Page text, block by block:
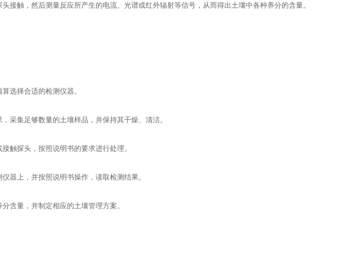
接触，然后测量反应所产生的电流、光谱或红外辐射等信号，从而得出土壤中各种养分的含量。
选择合适的检测仪器。
集足够数量的土壤样品，并保持其干燥、清洁。
探头，按照说明书的要求进行处理。
上，并按照说明书操作，读取检测结果。
量，并制定相应的土壤管理方案。